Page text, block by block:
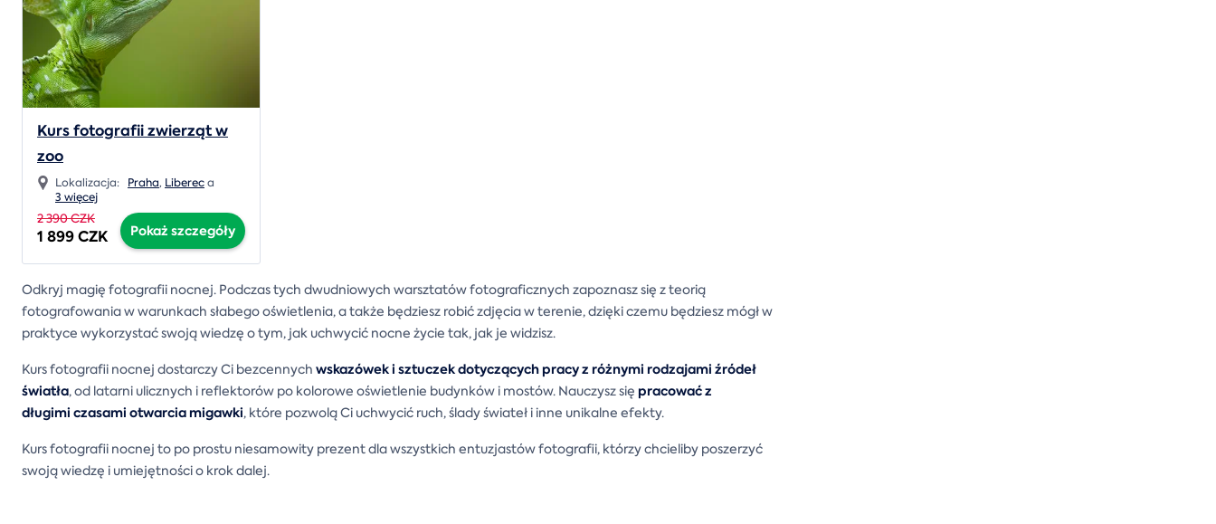
Kurs fotografii zwierząt w
zoo
Lokalizacja: Praha, Libereca
3 więcej
2 390 CZK
1 899 CZK Pokaż szczegóły
Odkryj magię fotografii nocnej. Podczas tych dwudniowych warsztatów fotograficznych zapoznasz się z teorią
fotografowania w warunkach słabego oświetlenia, a także będziesz robić zdjęcia w terenie, dzięki czemu będziesz mógł w
praktyce wykorzystać swoją wiedzę o tym, jak uchwycić nocne życie tak, jak je widzisz.
Kurs fotografii nocnej dostarczy Ci bezcennych wskazówek i sztuczek dotyczących pracy z różnymi rodzajami źródeł
światła, od latarni ulicznych i reflektorów po kolorowe oświetlenie budynków i mostów. Nauczysz się pracować z
długimi czasami otwarcia migawki, które pozwolą Ci uchwycić ruch, ślady świateł i inne unikalne efekty.
Kurs fotografii nocnej to po prostu niesamowity prezent dla wszystkich entuzjastów fotografii, którzy chcieliby poszerzyć
swoją wiedzę i umiejętności o krok dalej.